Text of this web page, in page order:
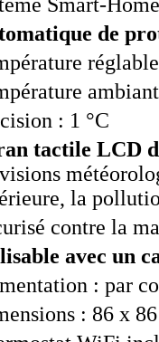
de
: 1 °C
tactile LCD
la
contre la
avec un
: par
: 86 x